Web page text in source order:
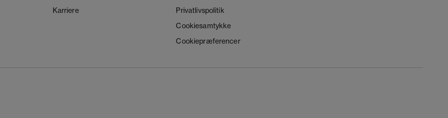
Karriere
Privatlivspolitik
Cookiesamtykke
Cookiepræferencer